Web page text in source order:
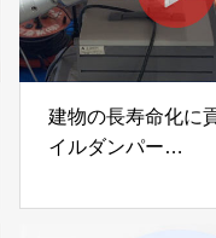
建物の長寿命化に
イルダンパー
「evoltz」